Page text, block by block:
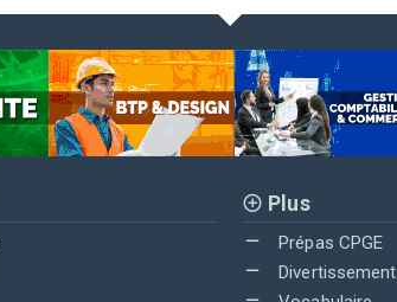
Plus
Prépas CPGE
Divertissement